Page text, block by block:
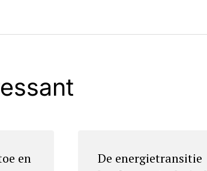
en
De energietransitie